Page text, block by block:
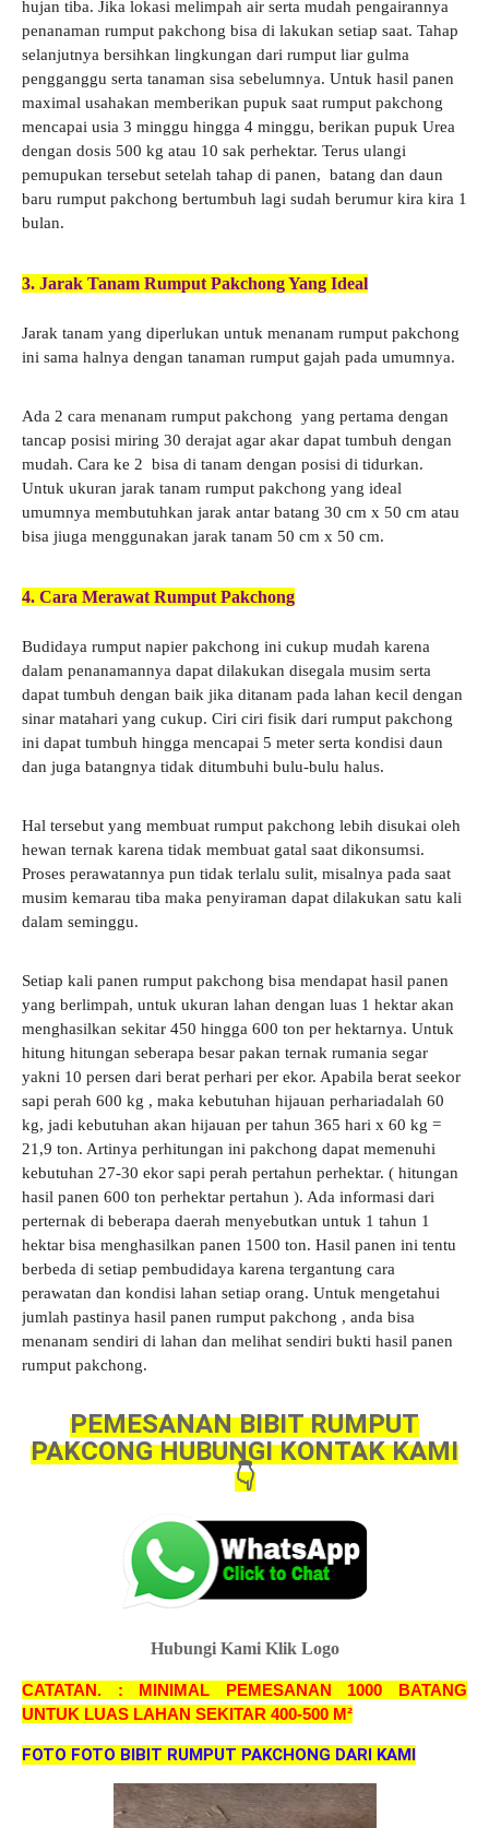
hujan tiba. Jika lokasi melimpah air serta mudah pengairannya
penanaman rumput pakchong bisa di lakukan setiap saat. Tahap
selanjutnya bersihkan lingkungan dari rumput liar gulma
pengganggu serta tanaman sisa sebelumnya. Untuk hasil panen
maximal usahakan memberikan pupuk saat rumput pakchong
mencapai usia 3 minggu hingga 4 minggu, berikan pupuk Urea
dengan dosis 500 kg atau 10 sak perhektar. Terus ulangi
pemupukan tersebut setelah tahap di panen, batang dan daun
baru rumput pakchong bertumbuh lagi sudah berumur kira kira 1
bulan.
3. Jarak Tanam Rumput Pakchong Yang Ideal
Jarak tanam yang diperlukan untuk menanam rumput pakchong
ini sama halnya dengan tanaman rumput gajah pada umumnya.
Ada 2 cara menanam rumput pakchong yang pertama dengan
tancap posisi miring 30 derajat agar akar dapat tumbuh dengan
mudah. Cara ke 2 bisa di tanam dengan posisi di tidurkan.
Untuk ukuran jarak tanam rumput pakchong yang ideal
umumnya membutuhkan jarak antar batang 30 cm x 50 cm atau
bisa jiuga menggunakan jarak tanam 50 cm x 50 cm.
4. Cara Merawat Rumput Pakchong
Budidaya rumput napier pakchong ini cukup mudah karena
dalam penanamannya dapat dilakukan disegala musim serta
dapat tumbuh dengan baik jika ditanam pada lahan kecil dengan
sinar matahari yang cukup. Ciri ciri fisik dari rumput pakchong
ini dapat tumbuh hingga mencapai 5 meter serta kondisi daun
dan juga batangnya tidak ditumbuhi bulu-bulu halus.
Hal tersebut yang membuat rumput pakchong lebih disukai oleh
hewan ternak karena tidak membuat gatal saat dikonsumsi.
Proses perawatannya pun tidak terlalu sulit, misalnya pada saat
musim kemarau tiba maka penyiraman dapat dilakukan satu kali
dalam seminggu.
Setiap kali panen rumput pakchong bisa mendapat hasil panen
yang berlimpah, untuk ukuran lahan dengan luas 1 hektar akan
menghasilkan sekitar 450 hingga 600 ton per hektarnya. Untuk
hitung hitungan seberapa besar pakan ternak rumania segar
yakni 10 persen dari berat perhari per ekor. Apabila berat seekor
sapi perah 600 kg , maka kebutuhan hijauan perhariadalah 60
kg, jadi kebutuhan akan hijauan per tahun 365 hari x 60 kg =
21,9 ton. Artinya perhitungan ini pakchong dapat memenuhi
kebutuhan 27-30 ekor sapi perah pertahun perhektar. ( hitungan
hasil panen 600 ton perhektar pertahun ). Ada informasi dari
perternak di beberapa daerah menyebutkan untuk 1 tahun 1
hektar bisa menghasilkan panen 1500 ton. Hasil panen ini tentu
berbeda di setiap pembudidaya karena tergantung cara
perawatan dan kondisi lahan setiap orang. Untuk mengetahui
jumlah pastinya hasil panen rumput pakchong , anda bisa
menanam sendiri di lahan dan melihat sendiri bukti hasil panen
rumput pakchong.
PEMESANAN BIBIT RUMPUT
PAKCONG HUBUNGI KONTAK KAMI
👇
Hubungi Kami Klik Logo
CATATAN. : MINIMAL PEMESANAN 1000 BATANG
UNTUK LUAS LAHAN SEKITAR 400-500 M²
FOTO FOTO BIBIT RUMPUT PAKCHONG DARI KAMI